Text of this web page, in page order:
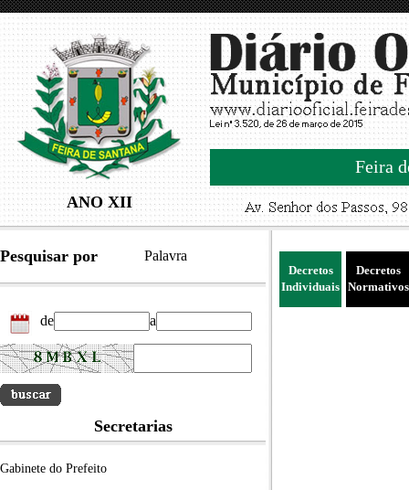
ANO XII
Feira
Pesquisar por Palavra
de a
Secretarias
Gabinete do Prefeito
Decretos
Individuais
Decretos
Normativos